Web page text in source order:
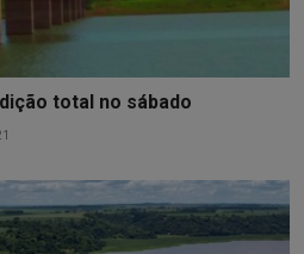
total no sábado